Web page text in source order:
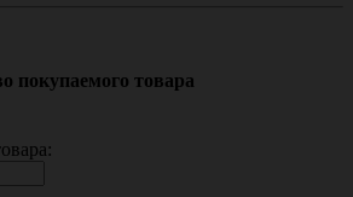
покупаемого товара